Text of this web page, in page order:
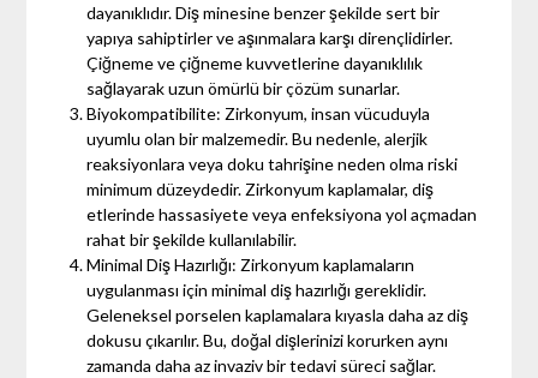
dayanıklıdır. Diş minesine benzer şekilde sert bir
yapıya sahiptirler ve aşınmalara karşı dirençlidirler.
Çiğneme ve çiğneme kuvvetlerine dayanıklılık
sağlayarak uzun ömürlü bir çözüm sunarlar.
Biyokompatibilite: Zirkonyum, insan vücuduyla
uyumlu olan bir malzemedir. Bu nedenle, alerjik
reaksiyonlara veya doku tahrişine neden olma riski
minimum düzeydedir. Zirkonyum kaplamalar, diş
etlerinde hassasiyete veya enfeksiyona yol açmadan
rahat bir şekilde kullanılabilir.
Minimal Diş Hazırlığı: Zirkonyum kaplamaların
uygulanması için minimal diş hazırlığı gereklidir.
Geleneksel porselen kaplamalara kıyasla daha az diş
dokusu çıkarılır. Bu, doğal dişlerinizi korurken aynı
zamanda daha az invaziv bir tedavi süreci sağlar.